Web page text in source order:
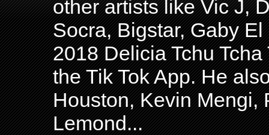
other artists like Vic J,
Socra, Bigstar, Gaby
2018 Delicia Tchu
the Tik Tok App. He
Houston, Kevin Mengi,
Lemond...